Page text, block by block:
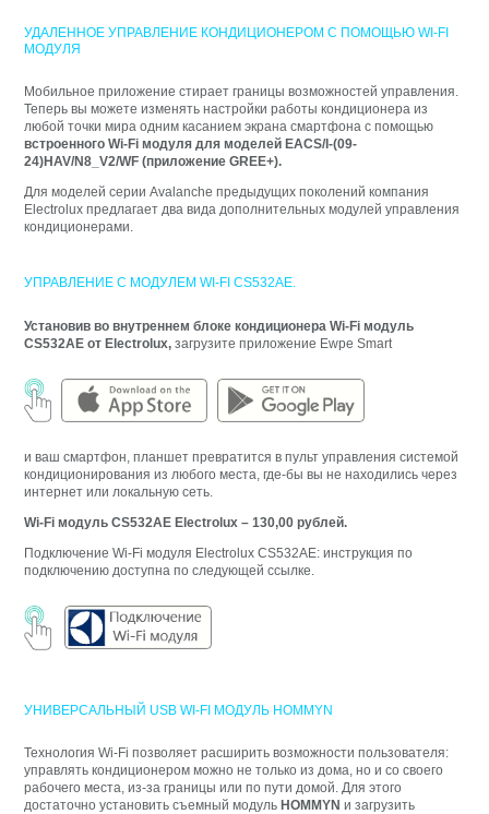
УДАЛЕННОЕ УПРАВЛЕНИЕ КОНДИЦИОНЕРОМ С ПОМОЩЬЮ WI-FI
МОДУЛЯ
Мобильное приложение стирает границы возможностей управления.
Теперь вы можете изменять настройки работы кондиционера из
любой точки мира одним касанием экрана смартфона с помощью
встроенного Wi-Fi модуля для моделей EACS/I-(09-
24)HAV/N8_V2/WF (приложение GREE+).
Для моделей серии Avalanche предыдущих поколений компания
Electrolux предлагает два вида дополнительных модулей управления
кондиционерами.
УПРАВЛЕНИЕ С МОДУЛЕМ WI-FI CS532AE.
Установив во внутреннем блоке кондиционера Wi-Fi модуль
CS532AE от Electrolux, загрузите приложение Ewpe Smart
и ваш смартфон, планшет превратится в пульт управления системой
кондиционирования из любого места, где-бы вы не находились через
интернет или локальную сеть.
Wi-Fi модуль CS532AE Electrolux – 130,00 рублей.
Подключение Wi-Fi модуля Electrolux CS532AE: инструкция по
подключению доступна по следующей ссылке.
УНИВЕРСАЛЬНЫЙ USB WI-FI МОДУЛЬ HOMMYN
Технология Wi-Fi позволяет расширить возможности пользователя:
управлять кондиционером можно не только из дома, но и со своего
рабочего места, из-за границы или по пути домой. Для этого
достаточно установить съемный модуль HOMMYN и загрузить